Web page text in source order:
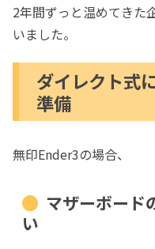
2年間ずっと温めてきた
いました。
ダイレクト式
準備
無印Ender3の場合、
マザーボード
い